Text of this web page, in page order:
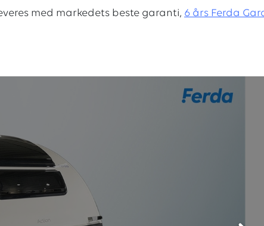
med markedets beste garanti, 6 års Ferda